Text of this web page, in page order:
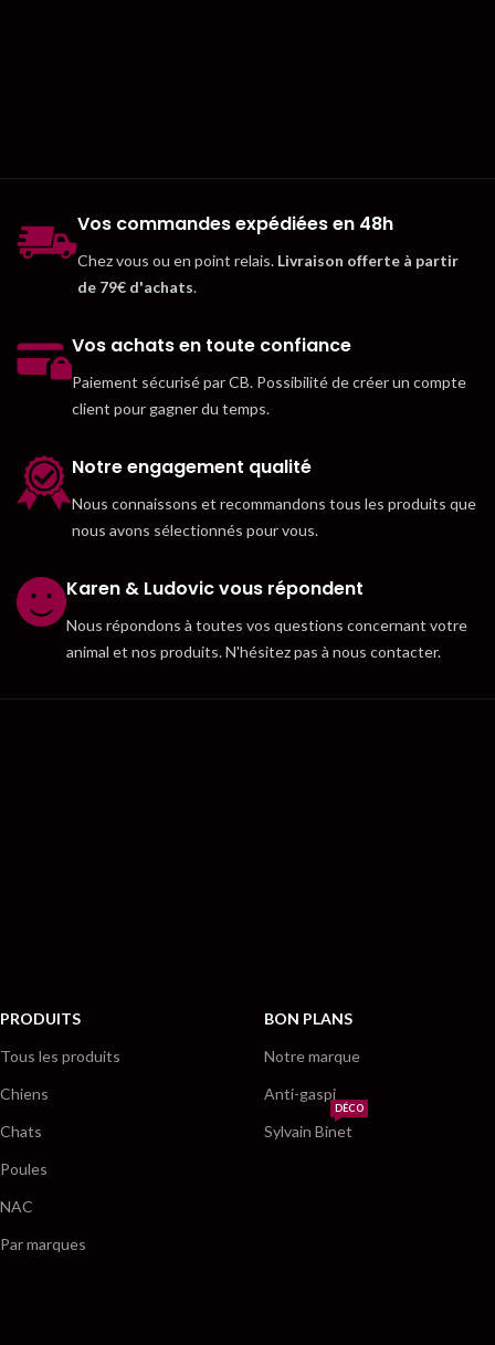
Vos commandes expédiées en 48h
Chez vous ou en point relais. Livraison offerte à partir
de 79€ d'achats.
Vos achats en toute confiance
Paiement sécurisé par CB. Possibilité de créer un compte
client pour gagner du temps.
Notre engagement qualité
Nous connaissons et recommandons tous les produits que
nous avons sélectionnés pour vous.
Karen & Ludovic vous répondent
Nous répondons à toutes vos questions concernant votre
animal et nos produits. N'hésitez pas à nous contacter.
PRODUITS
Tous les produits
Chiens
Chats
Poules
NAC
Par marques
BON PLANS
Notre marque
Anti-gaspi
Sylvain Binet
DÉCO